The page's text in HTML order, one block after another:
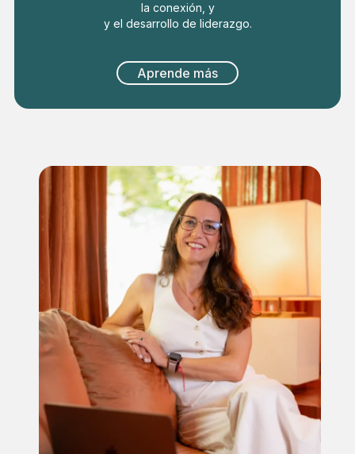
la conexión, y
y el desarrollo de liderazgo.
Aprende más